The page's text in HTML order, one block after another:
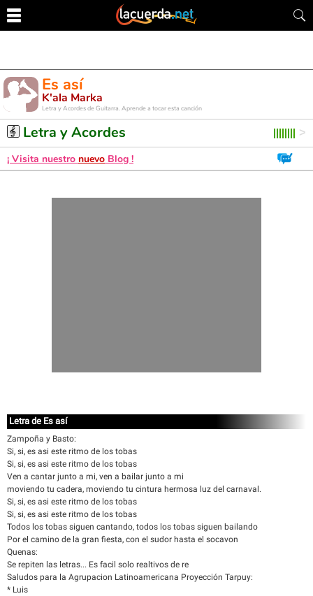
Es así
K'ala Marka
Letra y Acordes de Guitarra. Aprende a tocar esta canción
Letra y Acordes
¡ Visita nuestro nuevo Blog !
Letra de Es así
Zampoña y Basto:
Si, si, es asi este ritmo de los tobas
Si, si, es asi este ritmo de los tobas
Ven a cantar junto a mi, ven a bailar junto a mi
moviendo tu cadera, moviendo tu cintura hermosa luz del carnaval.
Si, si, es asi este ritmo de los tobas
Si, si, es asi este ritmo de los tobas
Todos los tobas siguen cantando, todos los tobas siguen bailando
Por el camino de la gran fiesta, con el sudor hasta el socavon
Quenas:
Se repiten las letras... Es facil solo realtivos de re
Saludos para la Agrupacion Latinoamericana Proyección Tarpuy:
* Luis